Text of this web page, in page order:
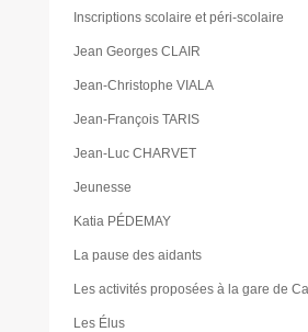
Inscriptions scolaire et péri-scolaire
Jean Georges CLAIR
Jean-Christophe VIALA
Jean-François TARIS
Jean-Luc CHARVET
Jeunesse
Katia PÉDEMAY
La pause des aidants
Les activités proposées à la gare de
Les Élus